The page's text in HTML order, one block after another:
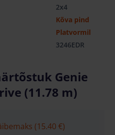
2x4
Kõva pind
Platvormil
3246EDR
Genie
(11.78 m)
(15.40 €)